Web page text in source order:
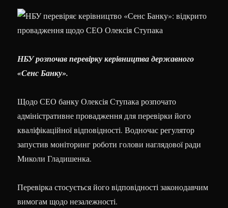
НБУ розпочав перевірку керівництва державного
«Сенс Банку».
Щодо СЕО банку Олексія Ступака розпочато
адміністративне провадження для перевірки його
кваліфікаційної відповідності. Водночас регулятор
запустив моніторинг роботи голови наглядової ради
Миколи Гладишенка.
Перевірка стосується його відповідності законодавчим
вимогам щодо незалежності.